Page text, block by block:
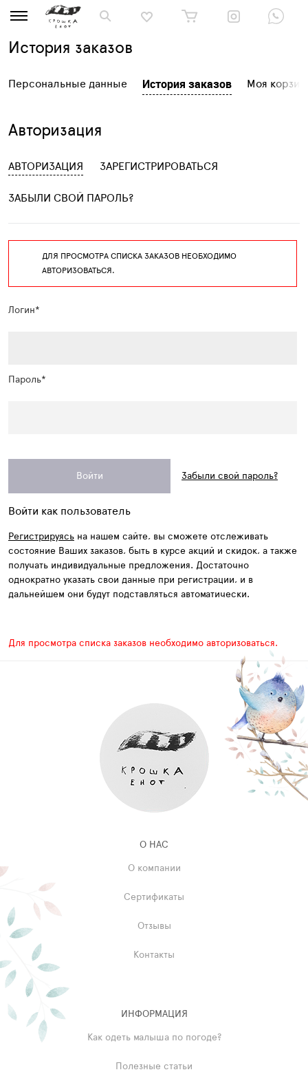
История заказов
Персональные данные История заказов Моя
Авторизация
АВТОРИЗАЦИЯ ЗАРЕГИСТРИРОВАТЬСЯ
ЗАБЫЛИ СВОЙ ПАРОЛЬ?
ДЛЯ ПРОСМОТРА СПИСКА ЗАКАЗОВ НЕОБХОДИМО
АВТОРИЗОВАТЬСЯ.
Логин*
Пароль*
Забыли свой пароль?
Войти как пользователь
Регистрируясь на нашем сайте, вы сможете отслеживать
состояние Ваших заказов, быть в курсе акций и скидок, а также
получать индивидуальные предложения. Достаточно
однократно указать свои данные при регистрации, и в
дальнейшем они будут подставляться автоматически.
Для просмотра списка заказов необходимо авторизоваться.
О НАС
О компании
Сертификаты
Отзывы
Контакты
ИНФОРМАЦИЯ
Как одеть малыша по погоде?
Полезные статьи